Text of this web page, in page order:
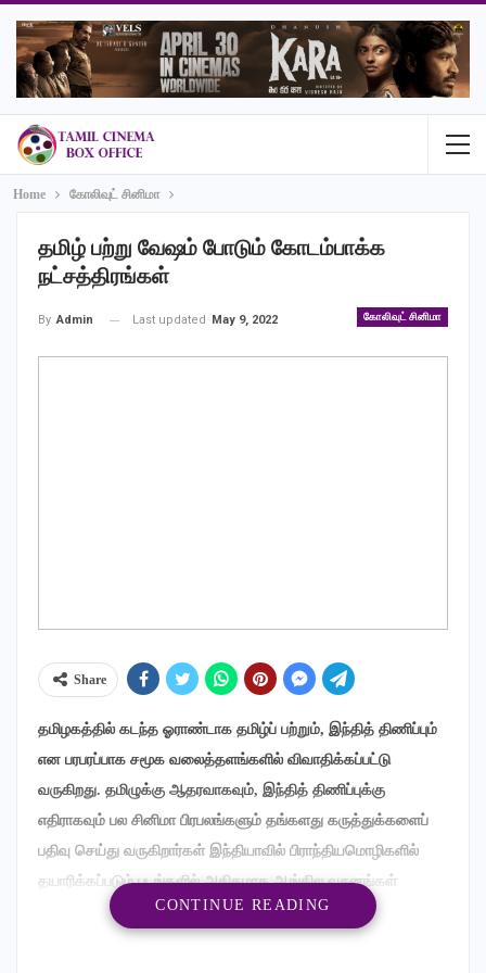
Home கோலிவுட் சினிமா
தமிழ் பற்று வேஷம் போடும் கோடம்பாக்க
நட்சத்திரங்கள்
கோலிவுட் சினிமா
By Admin Last updated May 9, 2022
Share
தமிழகத்தில் கடந்த ஓராண்டாக தமிழ்ப் பற்றும், இந்தித் திணிப்பும்
என பரபரப்பாக சமூக வலைத்தளங்களில் விவாதிக்கப்பட்டு
வருகிறது. தமிழுக்கு ஆதரவாகவும், இந்தித் திணிப்புக்கு
எதிராகவும் பல சினிமா பிரபலங்களும் தங்களது கருத்துக்களைப்
பதிவு செய்து வருகிறார்கள் இந்தியாவில் பிராந்தியமொழிகளில்
தயாரிக்கப்படும் படங்களில் அதிகமாக ஆங்கில வசனங்கள்
பேசப்படுவது தமிழ் படங்கள் என்பது குறிப்பிடத்தக்கது
CONTINUE READING